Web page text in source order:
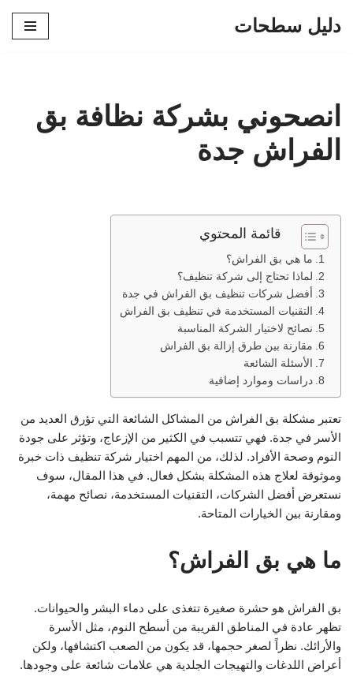
دليل سطحات
انصحوني بشركة نظافة بق
الفراش جدة
قائمة المحتوي
ما هي بق الفراش؟
لماذا تحتاج إلى شركة تنظيف؟
أفضل شركات تنظيف بق الفراش في جدة
التقنيات المستخدمة في تنظيف بق الفراش
نصائح لاختيار الشركة المناسبة
مقارنة بين طرق إزالة بق الفراش
الأسئلة الشائعة
دراسات وموارد إضافية
تعتبر مشكلة بق الفراش من المشاكل الشائعة التي تؤرق العديد من
الأسر في جدة. فهي تتسبب في الكثير من الإزعاج، وتؤثر على جودة
النوم وصحة الأفراد. لذلك، من المهم اختيار شركة تنظيف ذات خبرة
وموثوقة لعلاج هذه المشكلة بشكل فعال. في هذا المقال، سوف
نستعرض أفضل الشركات، التقنيات المستخدمة، نصائح مهمة،
ومقارنة بين الخيارات المتاحة.
ما هي بق الفراش؟
بق الفراش هو حشرة صغيرة تتغذى على دماء البشر والحيوانات.
تظهر عادة في المناطق القريبة من أسطح النوم، مثل الأسرة
والأرائك. نظراً لصغر حجمها، قد يكون من الصعب اكتشافها، ولكن
أعراض اللدغات والتهيجات الجلدية هي علامات شائعة على وجودها.